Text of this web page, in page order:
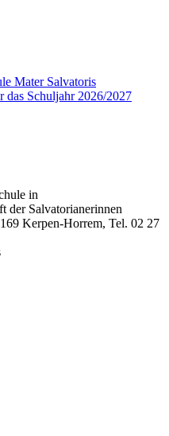
Mater Salvatoris
das Schuljahr 2026/2027
in
der Salvatorianerinnen
Kerpen-Horrem, Tel. 02 27